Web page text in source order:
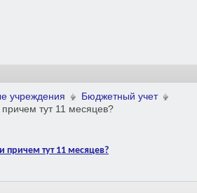
учреждения
Бюджетный учет
тут 11 месяцев?
тут 11 месяцев?